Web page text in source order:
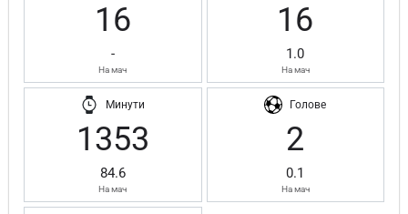
16
-
На мач
16
1.0
На мач
Минути
1353
84.6
На мач
Голове
2
0.1
На мач